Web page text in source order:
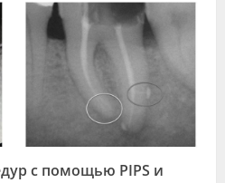
с помощью PIPS и